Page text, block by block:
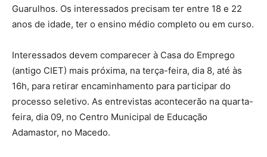
Guarulhos. Os interessados precisam ter entre 18 e 22
anos de idade, ter o ensino médio completo ou em curso.
Interessados devem comparecer à Casa do Emprego
(antigo CIET) mais próxima, na terça-feira, dia 8, até às
16h, para retirar encaminhamento para participar do
processo seletivo. As entrevistas acontecerão na quarta-
feira, dia 09, no Centro Municipal de Educação
Adamastor, no Macedo.